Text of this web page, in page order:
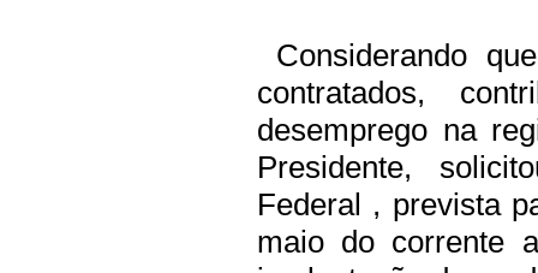
Considerando
contratados,
desemprego na
Presidente,
Federal , prevista
maio do corrente